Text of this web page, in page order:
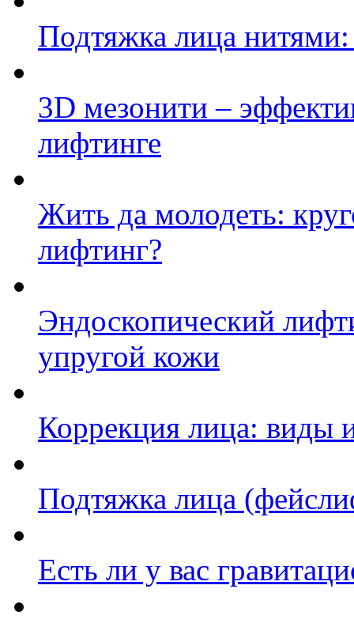
Подтяжка лица нитями:
3D мезонити –
лифтинге
Жить да молодеть:
лифтинг?
Эндоскопический
упругой кожи
Коррекция лица: виды
Подтяжка лица
Есть ли у вас